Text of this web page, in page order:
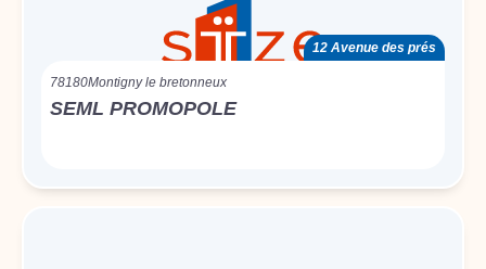
12 Avenue des prés
78180Montigny le bretonneux
SEML PROMOPOLE